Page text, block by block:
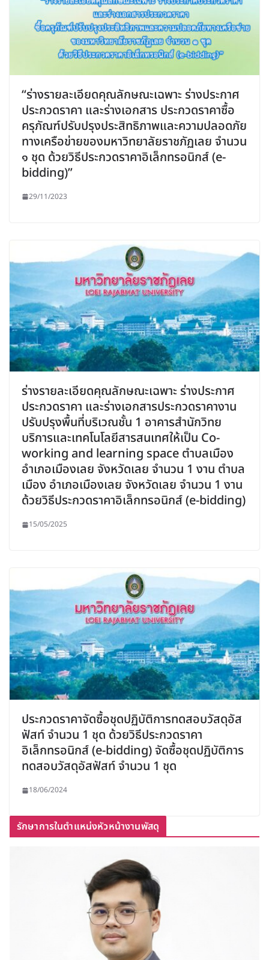
“ร่างรายละเอียดคุณลักษณะเฉพาะ ร่างประกาศ
ประกวดราคา และร่างเอกสาร ประกวดราคาซื้อ
ครุภัณฑ์ปรับปรุงประสิทธิภาพและความปลอดภัย
ทางเครือข่ายของมหาวิทยาลัยราชภัฏเลย จำนวน
๑ ชุด ด้วยวิธีประกวดราคาอิเล็กทรอนิกส์ (e-
bidding)”
29/11/2023
ร่างรายละเอียดคุณลักษณะเฉพาะ ร่างประกาศ
ประกวดราคา และร่างเอกสารประกวดราคางาน
ปรับปรุงพื้นที่บริเวณชั้น 1 อาคารสำนักวิทย
บริการและเทคโนโลยีสารสนเทศให้เป็น Co-
working and learning space ตำบลเมือง
อำเภอเมืองเลย จังหวัดเลย จำนวน 1 งาน ตำบล
เมือง อำเภอเมืองเลย จังหวัดเลย จำนวน 1 งาน
ด้วยวิธีประกวดราคาอิเล็กทรอนิกส์ (e-bidding)
15/05/2025
ประกวดราคาจัดซื้อชุดปฏิบัติการทดสอบวัสดุอัส
ฟัสท์ จำนวน 1 ชุด ด้วยวิธีประกวดราคา
อิเล็กทรอนิกส์ (e-bidding) จัดซื้อชุดปฏิบัติการ
ทดสอบวัสดุอัสฟัสท์ จำนวน 1 ชุด
18/06/2024
รักษาการในตำแหน่งหัวหน้างานพัสดุ